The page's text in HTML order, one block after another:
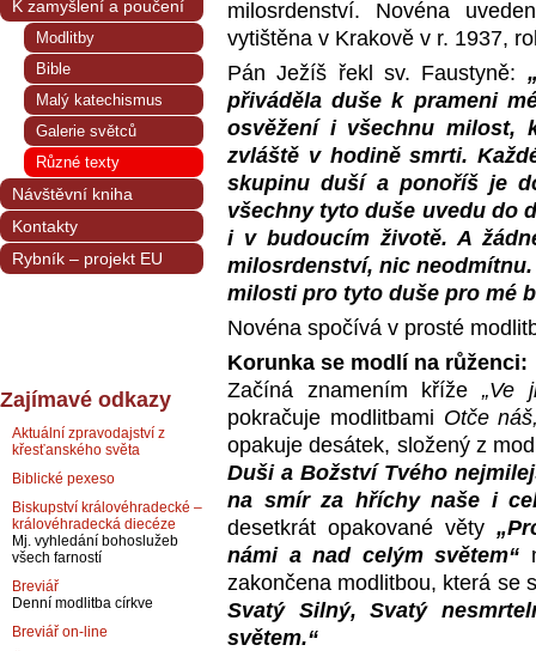
milosrdenství. Novéna
vytištěna v Krakově v r. 1937,
Pán Ježíš řekl sv. Faustyně:
přiváděla duše k prameni
osvěžení i všechnu milost,
zvláště v hodině smrti.
skupinu duší a ponoříš je
všechny tyto duše uvedu do
i v budoucím životě. A
milosrdenství, nic
milosti pro tyto duše pro mé
Novéna spočívá v prosté
Korunka se modlí na růženci:
Začíná znamením kříže „Ve
pokračuje modlitbami Otče
opakuje desátek, složený z
Duši a Božství Tvého
na smír za hříchy naše i
desetkrát opakované věty
námi a nad celým světem“
zakončena modlitbou, která se
Svatý Silný, Svatý
světem.“
K zamyšlení a poučení
Modlitby
Bible
Malý katechismus
Galerie světců
Různé texty
Návštěvní kniha
Kontakty
Rybník – projekt EU
Zajímavé odkazy
Aktuální zpravodajství z
křesťanského světa
Biblické pexeso
Biskupství královéhradecké –
královéhradecká diecéze
Mj. vyhledání bohoslužeb
všech farností
Breviář
Denní modlitba církve
Breviář on-line